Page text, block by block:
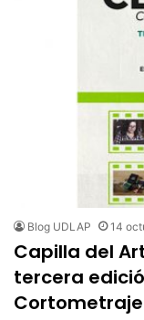
Blog UDLAP 14
Capilla del
tercera